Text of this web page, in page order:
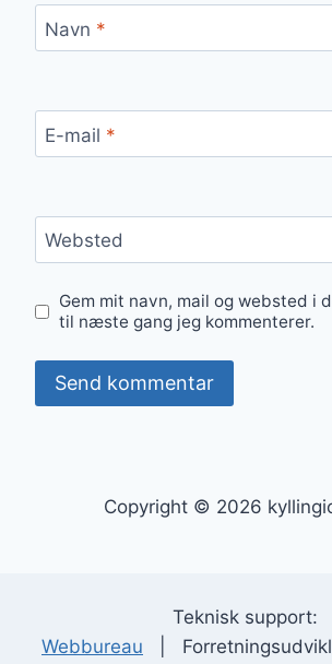
Navn *
E-mail *
Websted
Gem mit navn, mail og websted i
til næste gang jeg kommenterer.
Copyright © 2026
Teknisk support:
Webbureau |